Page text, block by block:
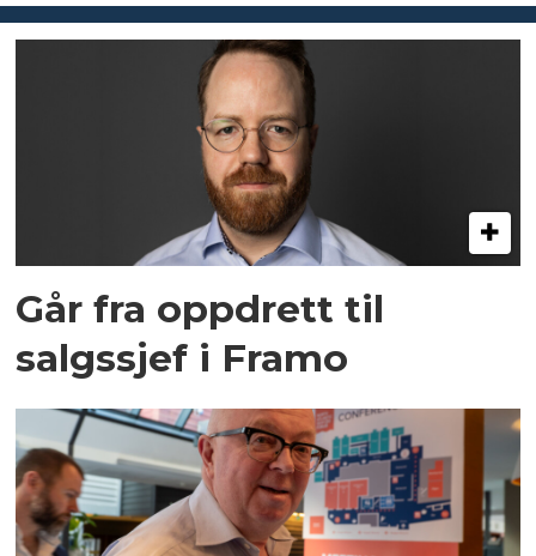
Går fra oppdrett til
salgssjef i Framo